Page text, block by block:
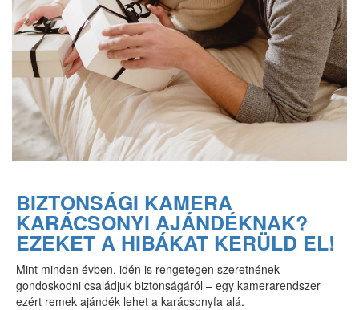
BIZTONSÁGI KAMERA
KARÁCSONYI AJÁNDÉKNAK?
EZEKET A HIBÁKAT KERÜLD EL!
Mint minden évben, idén is rengetegen szeretnének
gondoskodni családjuk biztonságáról – egy kamerarendszer
ezért remek ajándék lehet a karácsonyfa alá.